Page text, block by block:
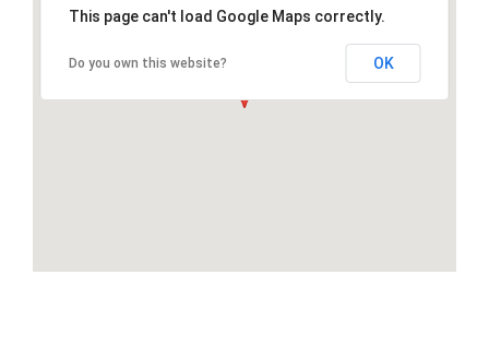
This page can't load Google Maps correctly.
Do you own this website? OK